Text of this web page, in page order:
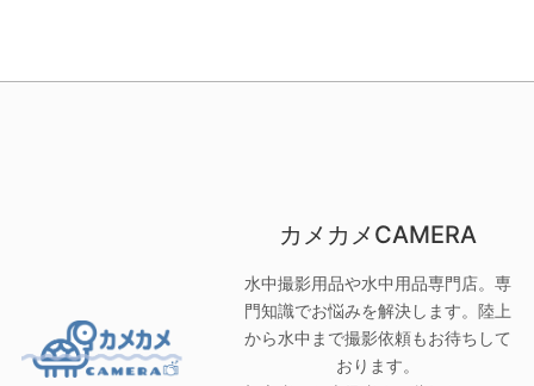
カメカメCAMERA
水中撮影用品や水中用品専門店。専
門知識でお悩みを解決します。陸上
から水中まで撮影依頼もお待ちして
おります。